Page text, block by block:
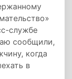
службе
сообщили,
когда
в